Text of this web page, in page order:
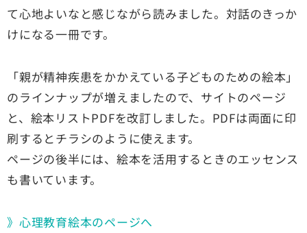
て心地よいなと感じながら読みました。対話のきっか
けになる一冊です。
「親が精神疾患をかかえている子どものための絵本」
のラインナップが増えましたので、サイトのページ
と、絵本リストPDFを改訂しました。PDFは両面に印
刷するとチラシのように使えます。
ページの後半には、絵本を活用するときのエッセンス
も書いています。
》心理教育絵本のページへ